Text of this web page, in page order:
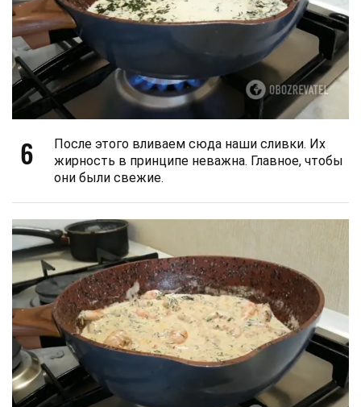
6
После этого вливаем сюда наши сливки. Их
жирность в принципе неважна. Главное, чтобы
они были свежие.